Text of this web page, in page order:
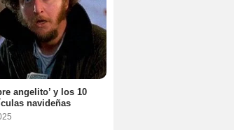
angelito’ y los 10
navideñas